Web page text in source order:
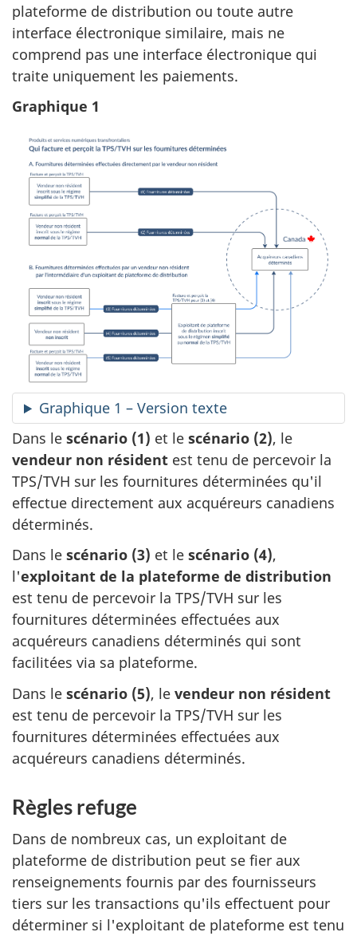
plateforme de distribution ou toute autre
interface électronique similaire, mais ne
comprend pas une interface électronique qui
traite uniquement les paiements.
Graphique 1
Graphique 1 – Version texte
Dans le scénario (1) et le scénario (2), le
vendeur non résident est tenu de percevoir la
TPS/TVH sur les fournitures déterminées qu'il
effectue directement aux acquéreurs canadiens
déterminés.
Dans le scénario (3) et le scénario (4),
l'exploitant de la plateforme de distribution
est tenu de percevoir la TPS/TVH sur les
fournitures déterminées effectuées aux
acquéreurs canadiens déterminés qui sont
facilitées via sa plateforme.
Dans le scénario (5), le vendeur non résident
est tenu de percevoir la TPS/TVH sur les
fournitures déterminées effectuées aux
acquéreurs canadiens déterminés.
Règles refuge
Dans de nombreux cas, un exploitant de
plateforme de distribution peut se fier aux
renseignements fournis par des fournisseurs
tiers sur les transactions qu'ils effectuent pour
déterminer si l'exploitant de plateforme est tenu